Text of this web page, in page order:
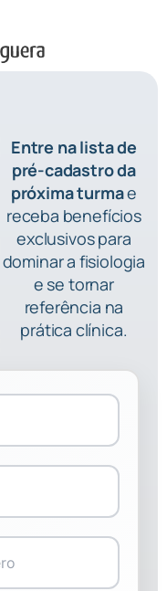
Entre na lista de
pré-cadastro da
próxima turmae
receba benefícios
exclusivos para
dominar a fisiologia
e se tornar
referência na
prática clínica.